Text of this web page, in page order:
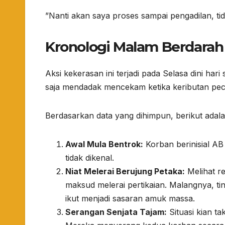
​”Nanti akan saya proses sampai pengadilan,
Kronologi Malam
​Aksi kekerasan ini terjadi pada Selasa dini
saja mendadak mencekam ketika keributan
​Berdasarkan data yang dihimpun, berikut
Awal Mula Bentrok: Korban berinisial
tidak dikenal.
Niat Melerai Berujung Petaka: Melihat
maksud melerai pertikaian. Malangnya,
ikut menjadi sasaran amuk massa.
Serangan Senjata Tajam: Situasi kian